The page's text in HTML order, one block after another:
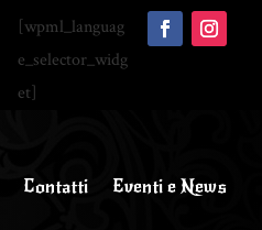
[wpml_languag
e_selector_widg
et]
Contatti Eventi e News